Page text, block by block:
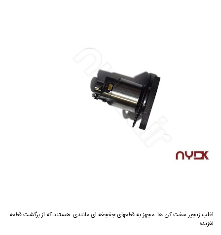
اغلب زنجیر سفت کن ها مجهز به قطعهای جغجغه ای مانندی هستند که از برگشت قطعه
لغزنده